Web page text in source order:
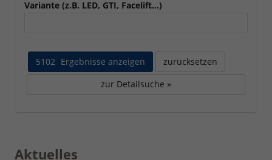
Variante (z.B. LED, GTI, Facelift...)
5102 Ergebnisse anzeigen
zurücksetzen
zur Detailsuche »
Aktuelles